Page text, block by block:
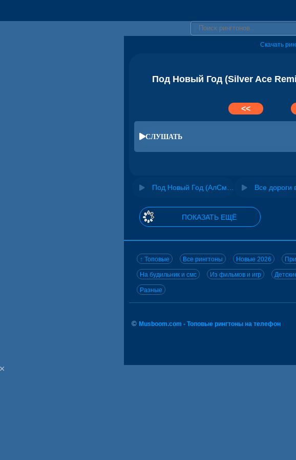
Скачать
Под Новый Год (Silver Ace
<<
СЛУШАТЬ
ПОКАЗАТЬ ЕЩЁ
↑ Топовые Все рингтоны Новые 2026
На будильник и смс Из фильмов и игр
Разные
© Musboom.com - Топовые рингтоны на телефон